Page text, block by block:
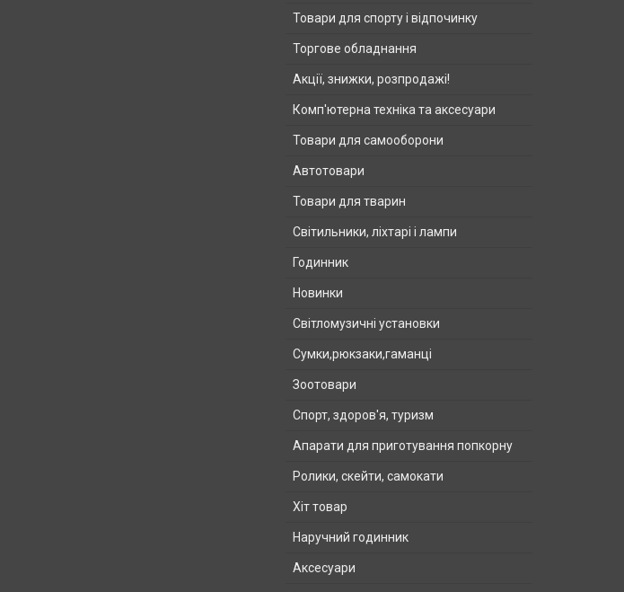
Товари для спорту і відпочинку
Торгове обладнання
Акції, знижки, розпродажі!
Комп'ютерна техніка та аксесуари
Товари для самооборони
Автотовари
Товари для тварин
Світильники, ліхтарі і лампи
Годинник
Новинки
Світломузичні установки
Сумки,рюкзаки,гаманці
Зоотовари
Спорт, здоров'я, туризм
Апарати для приготування попкорну
Ролики, скейти, самокати
Хіт товар
Наручний годинник
Аксесуари